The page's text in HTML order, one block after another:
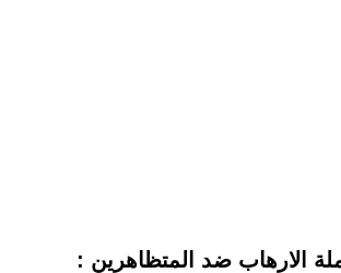
: نداء ! اوقفوا حملة الارهاب ضد المتظاهرين